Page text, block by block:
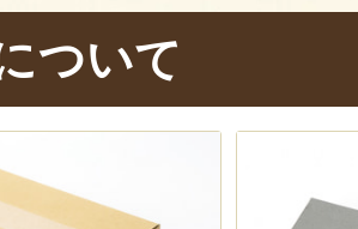
とりと濃厚な食感で
ート感が強くて、口
ついて